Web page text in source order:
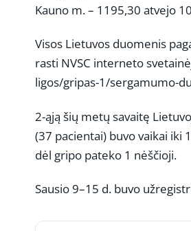
Kauno m. – 1195,30 atvejo
Visos Lietuvos duomenis
rasti NVSC interneto
ligos/gripas-1/sergamumo-
2-ąją šių metų savaitę
(37 pacientai) buvo vaikai iki
dėl gripo pateko 1 nėščioji.
Sausio 9–15 d. buvo